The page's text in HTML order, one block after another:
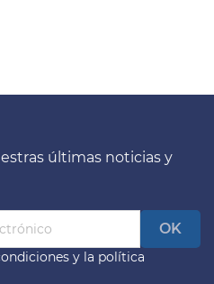
últimas noticias y
y la política